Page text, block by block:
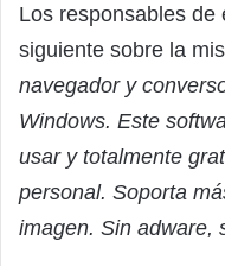
Los responsables de
siguiente sobre la
navegador y
Windows. Este
usar y totalmente
personal. Soporta
imagen. Sin adware,